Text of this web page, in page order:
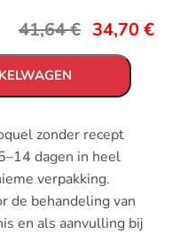
41,64€ 34,70€
zonder recept
dagen in heel
verpakking.
de behandeling van
en als aanvulling bij